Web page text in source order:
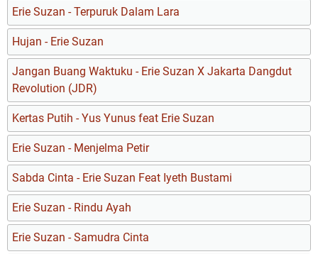
Erie Suzan - Terpuruk Dalam Lara
Hujan - Erie Suzan
Jangan Buang Waktuku - Erie Suzan X Jakarta Dangdut
Revolution (JDR)
Kertas Putih - Yus Yunus feat Erie Suzan
Erie Suzan - Menjelma Petir
Sabda Cinta - Erie Suzan Feat Iyeth Bustami
Erie Suzan - Rindu Ayah
Erie Suzan - Samudra Cinta